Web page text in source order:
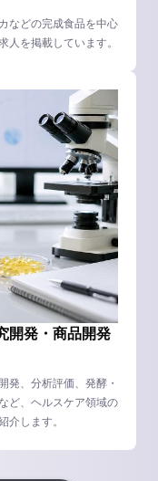
などの完成食品を中心
人を掲載しています。
開発・商品開発
発、分析評価、発酵・
ど、ヘルスケア領域の
介します。